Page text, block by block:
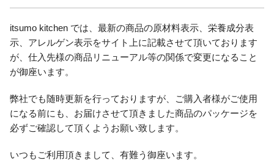
itsumo kitchen では、最新の商品の原材料表示、栄養成分表
示、アレルゲン表示をサイト上に記載させて頂いております
が、仕入先様の商品リニューアル等の関係で変更になること
が御座います。
弊社でも随時更新を行っておりますが、ご購入者様がご使用
になる前にも、お届けさせて頂きました商品のパッケージを
必ずご確認して頂くようお願い致します。
いつもご利用頂きまして、有難う御座います。